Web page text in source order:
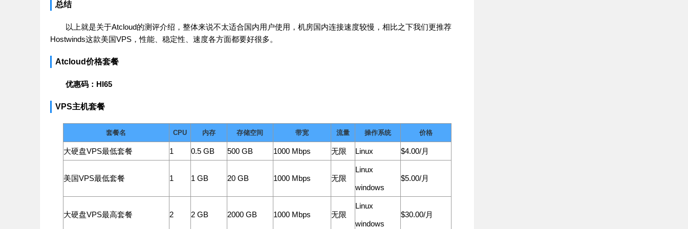
总结
以上就是关于Atcloud的测评介绍，整体来说不太适合国内用户使用，机房国内连接速度较慢，相比之下我们更推荐
Hostwinds这款美国VPS，性能、稳定性、速度各方面都要好很多。
Atcloud价格套餐
优惠码：HI65
VPS主机套餐
套餐名 CPU 内存 存储空间 带宽 流量 操作系统 价格
大硬盘VPS最低套餐 1 0.5 GB 500 GB 1000 Mbps 无限 Linux $4.00/月
美国VPS最低套餐 1 1 GB 20 GB 1000 Mbps 无限
Linux
windows
$5.00/月
大硬盘VPS最高套餐 2 2 GB 2000 GB 1000 Mbps 无限
Linux
windows
$30.00/月